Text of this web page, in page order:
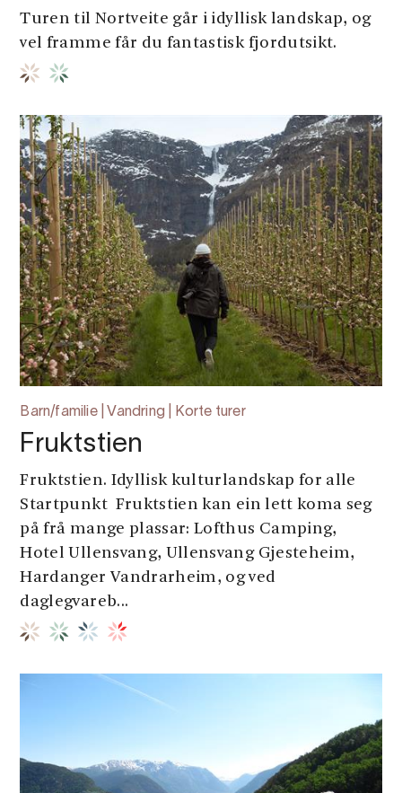
Turen til Nortveite går i idyllisk landskap, og
vel framme får du fantastisk fjordutsikt.
Barn/familie | Vandring | Korte turer
Fruktstien
Fruktstien. Idyllisk kulturlandskap for alle
Startpunkt Fruktstien kan ein lett koma seg
på frå mange plassar: Lofthus Camping,
Hotel Ullensvang, Ullensvang Gjesteheim,
Hardanger Vandrarheim, og ved
daglegvareb...